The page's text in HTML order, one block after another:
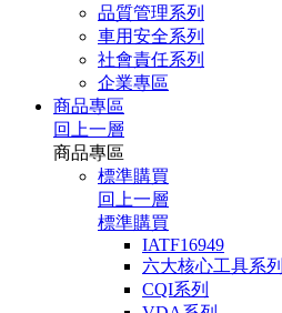
品質管理系列
車用安全系列
社會責任系列
企業專區
商品專區
回上一層
商品專區
標準購買
回上一層
標準購買
IATF16949
六大核心工具系
CQI系列